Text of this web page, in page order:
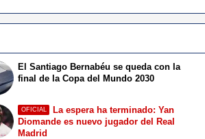
El Santiago Bernabéu se queda con la
final de la Copa del Mundo 2030
OFICIAL
La espera ha terminado: Yan
Diomande es nuevo jugador del Real
Madrid